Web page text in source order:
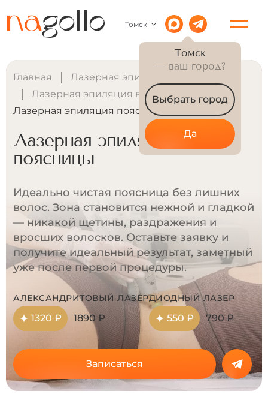
Томск
Томск
— ваш город?
Выбрать город
Да
Главная
Лазерная эпиляция для женщин
Лазерная эпиляция всего тела
Лазерная эпиляция поясницы
Лазерная эпиляция
поясницы
Идеально чистая поясница без лишних
волос. Зона становится нежной и гладкой
— никакой щетины, раздражения и
вросших волосков. Оставьте заявку и
получите идеальный результат, заметный
уже после первой процедуры.
АЛЕКСАНДРИТОВЫЙ ЛАЗЕР
1320 ₽ 1890 ₽
ДИОДНЫЙ ЛАЗЕР
550 ₽ 790 ₽
Записаться